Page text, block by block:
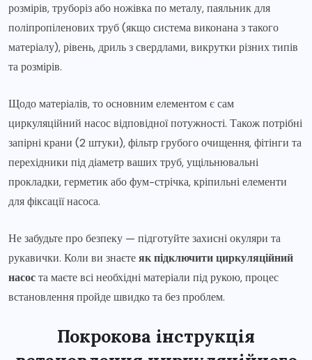
розмірів, труборіз або ножівка по металу, паяльник для
поліпропіленових труб (якщо система виконана з такого
матеріалу), рівень, дриль з свердлами, викрутки різних типів
та розмірів.
Щодо матеріалів, то основним елементом є сам
циркуляційний насос відповідної потужності. Також потрібні
запірні крани (2 штуки), фільтр грубого очищення, фітінги та
перехідники під діаметр ваших труб, ущільнювальні
прокладки, герметик або фум-стрічка, кріпильні елементи
для фіксації насоса.
Не забудьте про безпеку — підготуйте захисні окуляри та
рукавички. Коли ви знаєтеяк підключити циркуляційний
насоста маєте всі необхідні матеріали під рукою, процес
встановлення пройде швидко та без проблем.
Покрокова інструкція